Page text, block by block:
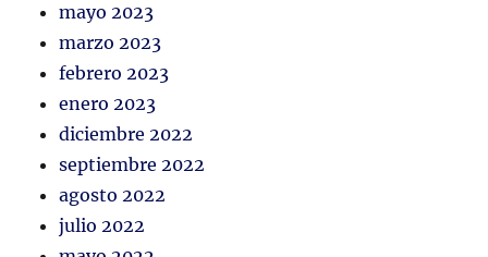
mayo 2023
marzo 2023
febrero 2023
enero 2023
diciembre 2022
septiembre 2022
agosto 2022
julio 2022